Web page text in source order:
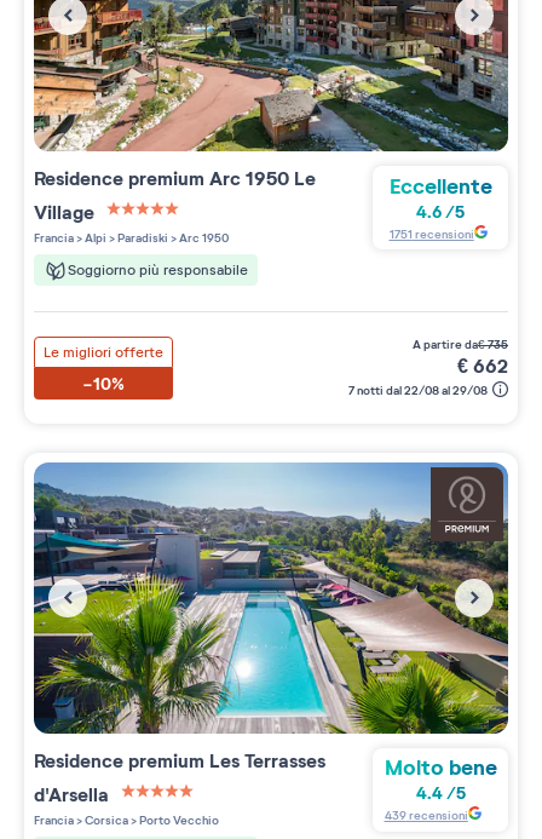
Residence premium Arc 1950 Le
Village
5 étoiles sur 5
Francia>Alpi >Paradiski >Arc 1950
Soggiorno più responsabile
Eccellente
4.6/5
1751 recensioni
Le migliori offerte
-10%
a partire da€735
€662
7 notti dal 22/08 al 29/08
Residence premium Les Terrasses
d'Arsella
5 étoiles sur 5
Francia>Corsica>Porto Vecchio
Molto bene
4.4/5
439recensioni